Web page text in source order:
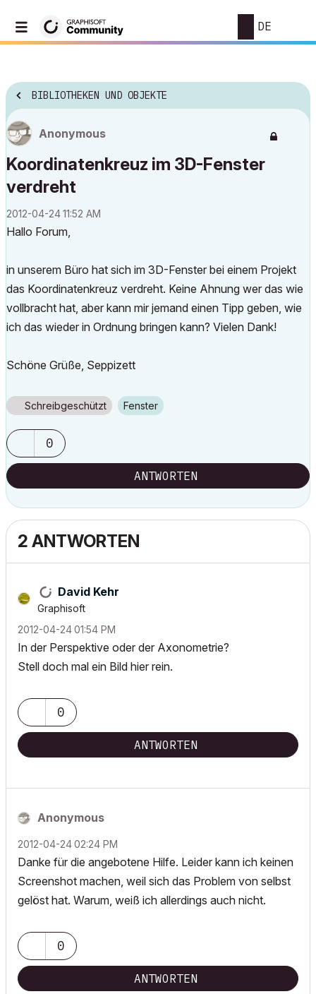
DE
BIBLIOTHEKEN UND OBJEKTE
Anonymous
Koordinatenkreuz im 3D-Fenster
verdreht
‎2012-04-2411:52 AM
Hallo Forum,
in unserem Büro hat sich im 3D-Fenster bei einem Projekt
das Koordinatenkreuz verdreht. Keine Ahnung wer das wie
vollbracht hat, aber kann mir jemand einen Tipp geben, wie
ich das wieder in Ordnung bringen kann? Vielen Dank!
Schöne Grüße, Seppizett
Schreibgeschützt Fenster
0
ANTWORTEN
2 ANTWORTEN
David Kehr
Graphisoft
‎2012-04-2401:54 PM
In der Perspektive oder der Axonometrie?
Stell doch mal ein Bild hier rein.
0
ANTWORTEN
Anonymous
‎2012-04-2402:24 PM
Danke für die angebotene Hilfe. Leider kann ich keinen
Screenshot machen, weil sich das Problem von selbst
gelöst hat. Warum, weiß ich allerdings auch nicht.
0
ANTWORTEN